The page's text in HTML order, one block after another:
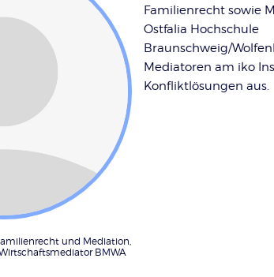
und Mediation,
BMWA
Familienrecht sowie
Ostfalia Hochschule
Braunschweig/
Mediatoren am iko
Konfliktlösungen aus.